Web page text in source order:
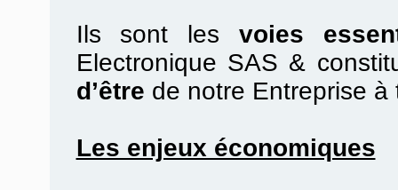
Ils sont les voies
Electronique SAS &
d’être de notre Entreprise à
Les enjeux économiques